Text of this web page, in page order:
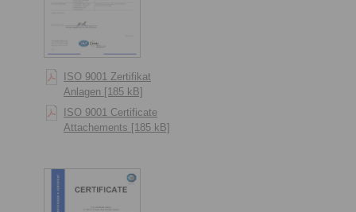
ISO 9001 Zertifikat
Anlagen [185 kB]
ISO 9001 Certificate
Attachements [185 kB]